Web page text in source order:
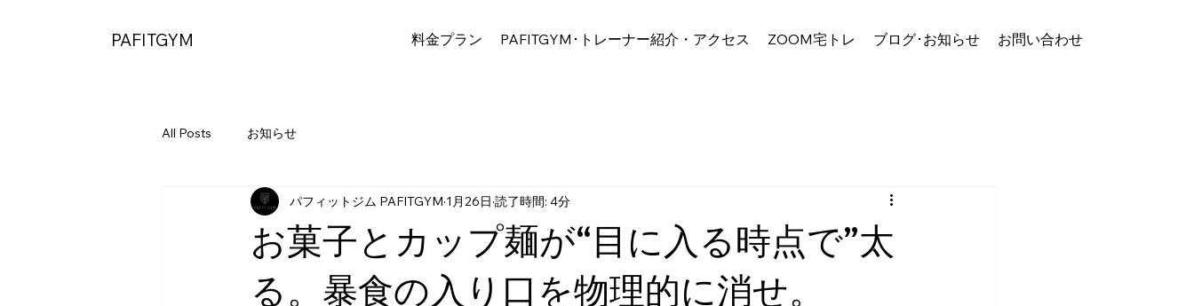
PAFITGYM 料金プラン PAFITGYM･トレーナー紹介・アクセス ZOOM宅トレ ブログ･お知らせ お問い合わせ
All Posts お知らせ
お菓子とカップ麺が“目に入る時点で”太
る。暴食の入り口を物理的に消せ。
パフィットジム PAFITGYM 1月26日 読了時間: 4分